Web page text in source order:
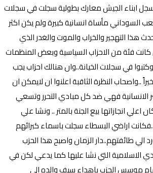
سجل ابناء الجيش معارك بطولية سجلت في سجلات
السوداني مأساة انسانية كبيرة ولم يكن اكثر
هذا التهجير والخراب والموت والغدر الذي
فئة من الاحزاب السياسية وبعض المنظمات
في سجلات الخيانة..وان هنالك احزاب يجب
..واصحاب النظرة الثاقبة اعلنوا ان لايمكن ان
الانسانية فهي ضد كل مبادي التحرر وتسعي
انجازاتها بيع الجنة بالمتر .. ونشا علي
اراضي البسطاء سجلت باسماء كبرائهم
طائفتهم..دار الزمان واصبح هذا الحزب
الاسلامية التي نشا عليها كما يدعي لكن في
موسس الحزب باهداء سيف والده الي